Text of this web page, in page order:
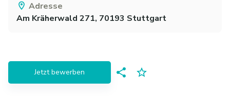
Adresse
Am Kräherwald 271, 70193 Stuttgart
Jetzt bewerben